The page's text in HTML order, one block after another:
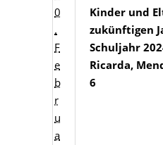
0
.
F
e
b
r
u
a
Kinder und
zukünftigen
Schuljahr
Ricarda,
6